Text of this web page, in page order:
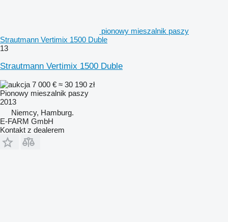
pionowy mieszalnik paszy
Strautmann Vertimix 1500 Duble
13
Strautmann Vertimix 1500 Duble
7 000 € ≈ 30 190 zł
Pionowy mieszalnik paszy
2013
Niemcy, Hamburg.
E-FARM GmbH
Kontakt z dealerem